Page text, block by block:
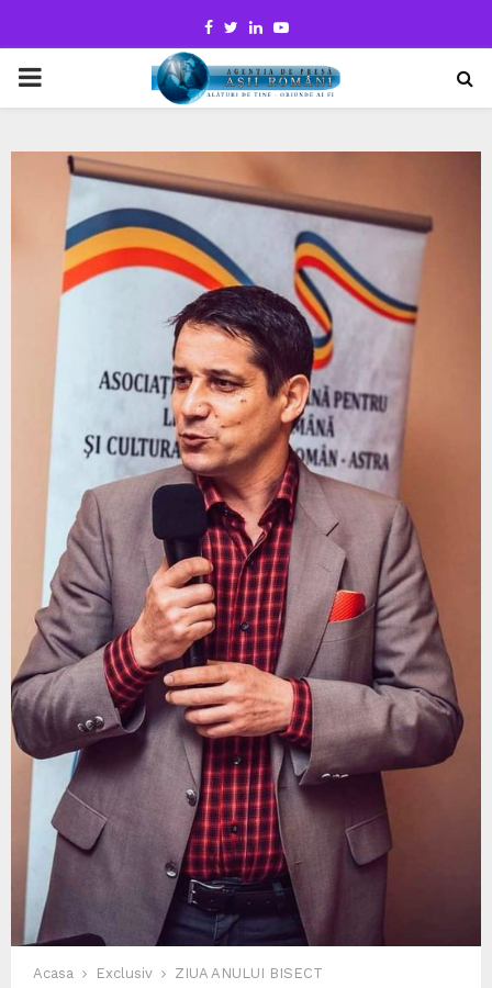
Facebook
TwitterLinkedinYoutube
PRIMARY
Acasa Exclusiv ZIUA ANULUI BISECT